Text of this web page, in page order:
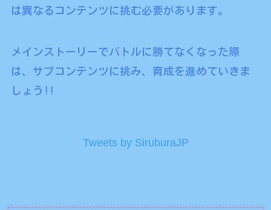
は異なるコンテンツに挑む必要があります。
メインストーリーでバトルに勝てなくなった際
は、サブコンテンツに挑み、育成を進めていきま
しょう!!
Tweets by SiruburaJP